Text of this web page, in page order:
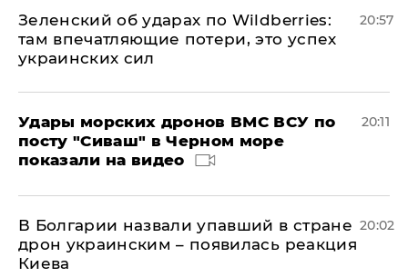
Зеленский об ударах по Wildberries:
там впечатляющие потери, это успех
украинских сил
20:57
Удары морских дронов ВМС ВСУ по
посту "Сиваш" в Черном море
показали на видео
20:11
В Болгарии назвали упавший в стране
дрон украинским – появилась реакция
Киева
20:02